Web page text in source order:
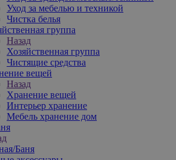
Уход за мебелью и техникой
Чистка белья
группа
Назад
Хозяйственная группа
Чистящие средства
вещей
Назад
Хранение вещей
Интерьер хранение
Мебель хранение дом
Баня